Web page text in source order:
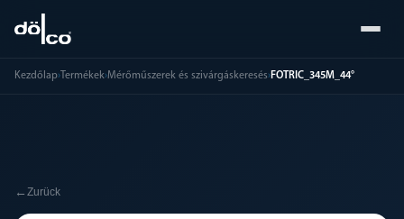
Kezdőlap› Termékek›Mérőműszerek és szivárgáskeresés›FOTRIC_345M_44°
← Zurück